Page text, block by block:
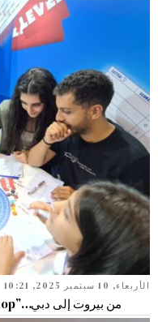
الأربعاء, 10 سبتمبر 2025, 10:21
من بيروت إلى دبي…”Top Stop” اللبنانية تقتحم المعارض الدولية